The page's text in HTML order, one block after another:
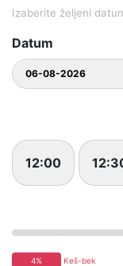
Izaberite željeni
Datum
12:00
4% Keš-bek